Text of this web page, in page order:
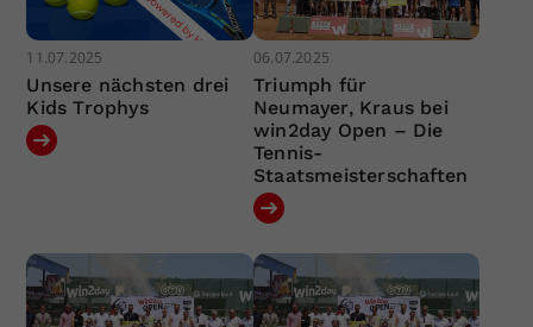
11.07.2025
Unsere nächsten drei
Kids Trophys
06.07.2025
Triumph für
Neumayer, Kraus bei
win2day Open – Die
Tennis-
Staatsmeisterschaften